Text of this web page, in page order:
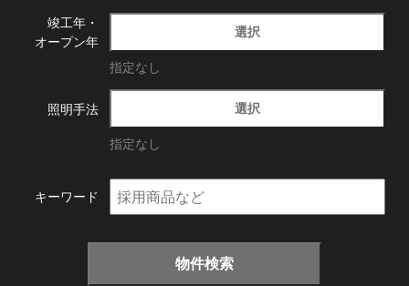
竣工年・
オープン年
選択
指定なし
照明手法 選択
指定なし
キーワード
物件検索